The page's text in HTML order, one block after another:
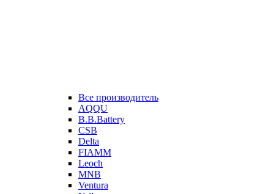
Все производитель
AQQU
B.B.Battery
CSB
Delta
FIAMM
Leoch
MNB
Ventura